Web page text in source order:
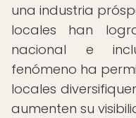
una industria
locales han
nacional e
fenómeno ha
locales
aumenten su